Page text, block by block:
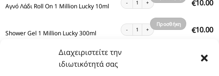
Διαχειριστείτε την
ιδιωτικότητά σας
Αγνό Λάδι Roll On 1 Million Lucky 10ml €10.00
καλάθι
Shower Gel 1 Million Lucky 300ml €10.00
Shower Gel 1 Million Lucky 300ml ποσότητα
Προσθήκη
Body Lotion Gold Shimmer 1 Million Lucky 200ml 13.00
Body Lotion Gold Shimmer 1 Million Lucky